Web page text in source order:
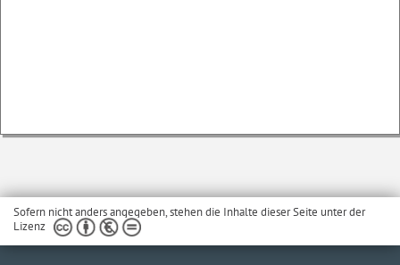
Sofern nicht anders angegeben, stehen die Inhalte dieser Seite unter der
Lizenz